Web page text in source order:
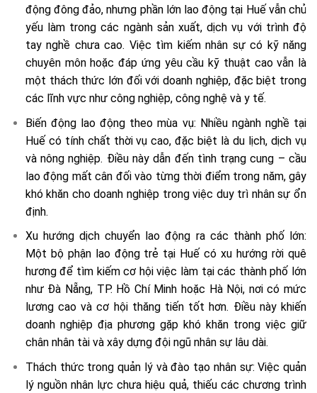
động đông đảo, nhưng phần lớn lao động tại Huế vẫn chủ
yếu làm trong các ngành sản xuất, dịch vụ với trình độ
tay nghề chưa cao. Việc tìm kiếm nhân sự có kỹ năng
chuyên môn hoặc đáp ứng yêu cầu kỹ thuật cao vẫn là
một thách thức lớn đối với doanh nghiệp, đặc biệt trong
các lĩnh vực như công nghiệp, công nghệ và y tế.
Biến động lao động theo mùa vụ: Nhiều ngành nghề tại
Huế có tính chất thời vụ cao, đặc biệt là du lịch, dịch vụ
và nông nghiệp. Điều này dẫn đến tình trạng cung – cầu
lao động mất cân đối vào từng thời điểm trong năm, gây
khó khăn cho doanh nghiệp trong việc duy trì nhân sự ổn
định.
Xu hướng dịch chuyển lao động ra các thành phố lớn:
Một bộ phận lao động trẻ tại Huế có xu hướng rời quê
hương để tìm kiếm cơ hội việc làm tại các thành phố lớn
như Đà Nẵng, TP. Hồ Chí Minh hoặc Hà Nội, nơi có mức
lương cao và cơ hội thăng tiến tốt hơn. Điều này khiến
doanh nghiệp địa phương gặp khó khăn trong việc giữ
chân nhân tài và xây dựng đội ngũ nhân sự lâu dài.
Thách thức trong quản lý và đào tạo nhân sự: Việc quản
lý nguồn nhân lực chưa hiệu quả, thiếu các chương trình